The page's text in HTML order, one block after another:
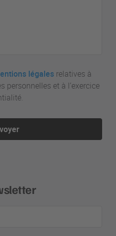
légales relatives à
personnelles et à l’exercice